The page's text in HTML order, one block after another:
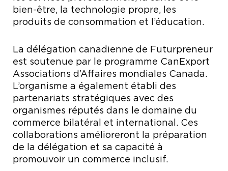
bien-être, la technologie propre, les
produits de consommation et l’éducation.
La délégation canadienne de Futurpreneur
est soutenue par le programme CanExport
Associations d’Affaires mondiales Canada.
L’organisme a également établi des
partenariats stratégiques avec des
organismes réputés dans le domaine du
commerce bilatéral et international. Ces
collaborations amélioreront la préparation
de la délégation et sa capacité à
promouvoir un commerce inclusif.